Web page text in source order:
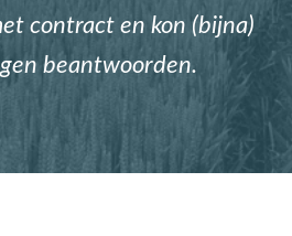
contract en kon (bijna)
beantwoorden.